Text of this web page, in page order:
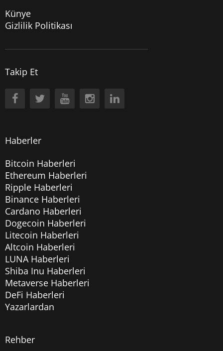
Künye
Gizlilik Politikası
Takip Et
Haberler
Bitcoin Haberleri
Ethereum Haberleri
Ripple Haberleri
Binance Haberleri
Cardano Haberleri
Dogecoin Haberleri
Litecoin Haberleri
Altcoin Haberleri
LUNA Haberleri
Shiba Inu Haberleri
Metaverse Haberleri
DeFi Haberleri
Yazarlardan
Rehber